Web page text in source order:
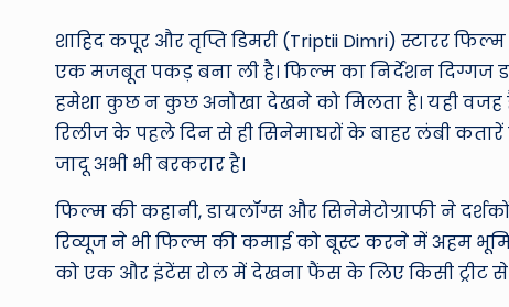
शाहिद कपूर और तृप्ति डिमरी (Triptii Dimri) स्टारर
एक मजबूत पकड़ बना ली है। फिल्म का निर्देशन दिग्गज
हमेशा कुछ न कुछ अनोखा देखने को मिलता है। यही वजह
रिलीज के पहले दिन से ही सिनेमाघरों के बाहर लंबी
जादू अभी भी बरकरार है।
फिल्म की कहानी, डायलॉग्स और सिनेमेटोग्राफी ने
रिव्यूज ने भी फिल्म की कमाई को बूस्ट करने में अहम
को एक और इंटेंस रोल में देखना फैंस के लिए किसी ट्रीट से